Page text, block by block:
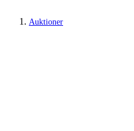
Auktioner